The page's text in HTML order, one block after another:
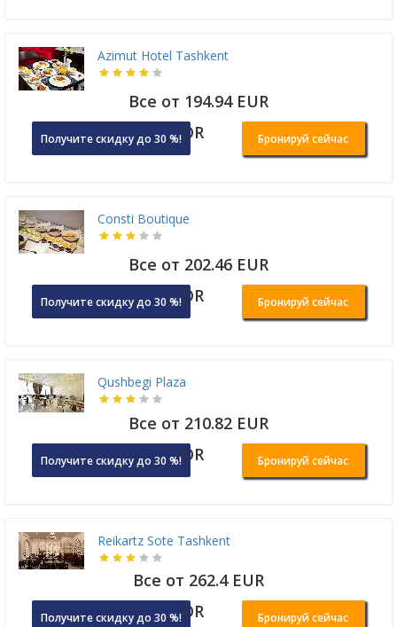
Azimut Hotel Tashkent
Все от 194.94 EUR
Получите скидку до 30 %!OR Бронируй сейчас
Consti Boutique
Все от 202.46 EUR
Получите скидку до 30 %!OR Бронируй сейчас
Qushbegi Plaza
Все от 210.82 EUR
Получите скидку до 30 %!OR Бронируй сейчас
Reikartz Sote Tashkent
Все от 262.4 EUR
Получите скидку до 30 %!OR Бронируй сейчас